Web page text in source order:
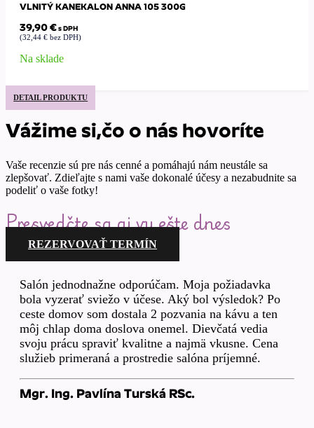
VLNITÝ KANEKALON ANNA 105 300G
39,90€s DPH
(32,44 € bez DPH)
Na sklade
DETAIL PRODUKTU
Vážime si,čo o nás hovoríte
Vaše recenzie sú pre nás cenné a pomáhajú nám neustále sa
zlepšovať. Zdieľajte s nami vaše dokonalé účesy a nezabudnite sa
podeliť o vaše fotky!
Presvedčte sa aj vy ešte dnes
REZERVOVAŤ TERMÍN
Salón jednodnažne odporúčam. Moja požiadavka
bola vyzerať sviežo v účese. Aký bol výsledok? Po
ceste domov som dostala 2 pozvania na kávu a ten
môj chlap doma doslova onemel. Dievčatá vedia
svoju prácu spraviť kvalitne a najmä vkusne. Cena
služieb primeraná a prostredie salóna príjemné.
Mgr. Ing. Pavlína Turská RSc.